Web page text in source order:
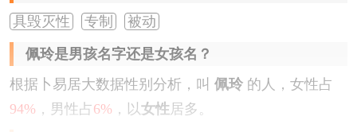
具毁灭性
专制 被动
佩玲是男孩名字还是女孩名？
根据卜易居大数据性别分析，叫 佩玲 的人，女性占
94% ，男性占6% ，以女性 居多。